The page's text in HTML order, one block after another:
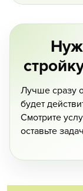
Лучше сразу
будет
Смотрите
оставьте